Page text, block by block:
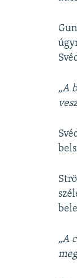
„A
„A